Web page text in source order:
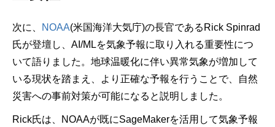
次に、 NOAA(米国海洋大気庁)の長官であるRick Spinrad
氏が登壇し、AI/MLを気象予報に取り入れる重要性につ
いて語りました。地球温暖化に伴い異常気象が増加して
いる現状を踏まえ、より正確な予報を行うことで、自然
災害への事前対策が可能になると説明しました。
Rick氏は、NOAAが既にSageMakerを活用して気象予報